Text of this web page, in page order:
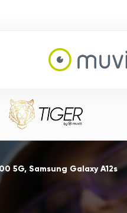
5G, Samsung Galaxy A12s